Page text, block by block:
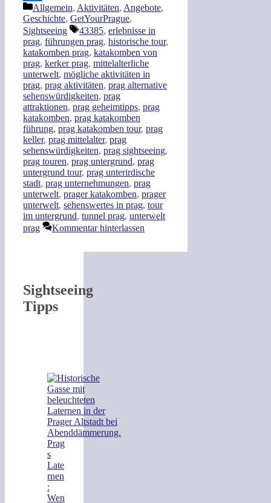
Teilen
Kategorien
Allgemein, Aktivitäten, Angebote,
Geschichte, GetYourPrague,
Sightseeing
Schlagwörter
43385, erlebnisse in
prag, führungen prag, historische tour,
katakomben prag, katakomben von
prag, kerker prag, mittelalterliche
unterwelt, mögliche aktivitäten in
prag, prag aktivitäten, prag alternative
sehenswürdigkeiten, prag
attraktionen, prag geheimtipps, prag
katakomben, prag katakomben
führung, prag katakomben tour, prag
keller, prag mittelalter, prag
sehenswürdigkeiten, prag sightseeing,
prag touren, prag untergrund, prag
untergrund tour, prag unterirdische
stadt, prag unternehmungen, prag
unterwelt, prager katakomben, prager
unterwelt, sehenswertes in prag, tour
im untergrund, tunnel prag, unterwelt
prag
Kommentar hinterlassen
Sightseeing
Tipps
Prag
s
Late
rnen
:
Wen